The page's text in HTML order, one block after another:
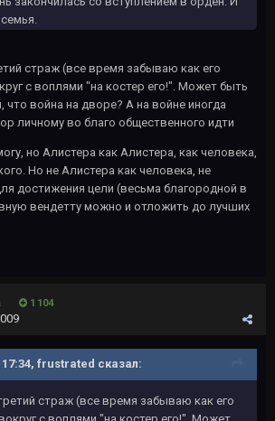
страж (все время забываю как его
с воплями "на костер его!". Может быть
что война на дворе? А на войне иногда
личному во благо общественного идти
но Алистера как Алистера, как человека,
Но не Алистера как человека, не
достижения цели (весьма благородной в
вендетту можно и отложить до лучших
1 104
17:34, frustrated сказал:
страж (все время забываю как его